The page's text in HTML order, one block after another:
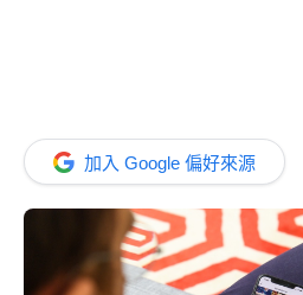
加入 Google 偏好來源